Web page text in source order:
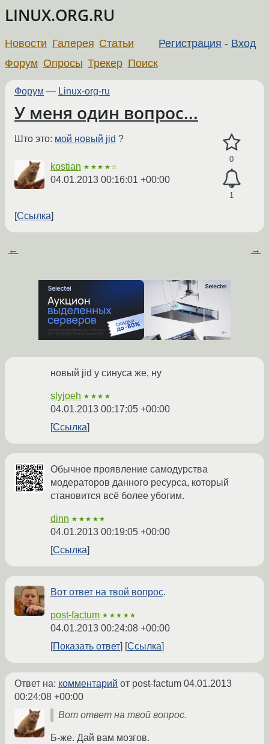
LINUX.ORG.RU
Регистрация - Вход
Новости Галерея Статьи
Форум Опросы Трекер Поиск
Форум — Linux-org-ru
У меня один вопрос...
0
1
Што это: мой новый jid ?
kostian ★★★★☆
04.01.2013 00:16:01 +00:00
Ссылка
← →
новый jid у синуса же, ну
slyjoeh ★★★★
04.01.2013 00:17:05 +00:00
Ссылка
Обычное проявление самодурства
модераторов данного ресурса, который
становится всё более убогим.
dinn ★★★★★
04.01.2013 00:19:05 +00:00
Ссылка
Вот ответ на твой вопрос.
post-factum ★★★★★
04.01.2013 00:24:08 +00:00
Показать ответ
Ссылка
Ответ на: комментарий от post-factum 04.01.2013
00:24:08 +00:00
Вот ответ на твой вопрос.
Б-же. Дай вам мозгов.